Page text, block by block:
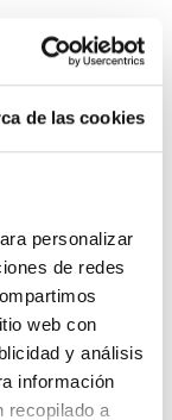
de las cookies
personalizar
de redes
web con
y análisis
información
recopilado a
JUVENIL
paneles japoneses
asesoramiento a
para